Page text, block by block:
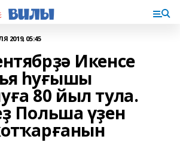
2019, 05:45
Икенсе
һуғышы
80 йыл тула.
Польша үҙен